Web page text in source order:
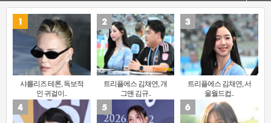
샤를리즈 테론, 독보적
인 귀걸이..
트리플에스 김채연, 개
그맨 김규..
트리플에스 김채연, 서
울월드컵..